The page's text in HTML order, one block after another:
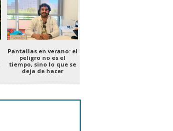
Pantallas en verano: el
peligro no es el
tiempo, sino lo que se
deja de hacer